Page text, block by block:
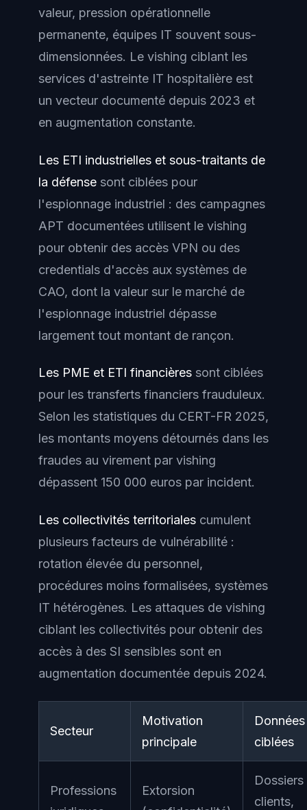
valeur, pression opérationnelle
permanente, équipes IT souvent sous-
dimensionnées. Le vishing ciblant les
services d'astreinte IT hospitalière est
un vecteur documenté depuis 2023 et
en augmentation constante.
Les ETI industrielles et sous-traitants de
la défense sont ciblées pour
l'espionnage industriel : des campagnes
APT documentées utilisent le vishing
pour obtenir des accès VPN ou des
credentials d'accès aux systèmes de
CAO, dont la valeur sur le marché de
l'espionnage industriel dépasse
largement tout montant de rançon.
Les PME et ETI financières sont ciblées
pour les transferts financiers frauduleux.
Selon les statistiques du CERT-FR 2025,
les montants moyens détournés dans les
fraudes au virement par vishing
dépassent 150 000 euros par incident.
Les collectivités territoriales cumulent
plusieurs facteurs de vulnérabilité :
rotation élevée du personnel,
procédures moins formalisées, systèmes
IT hétérogènes. Les attaques de vishing
ciblant les collectivités pour obtenir des
accès à des SI sensibles sont en
augmentation documentée depuis 2024.
Secteur
Motivation
principale
Données
ciblées
Professions
Extorsion
Dossiers
clients,